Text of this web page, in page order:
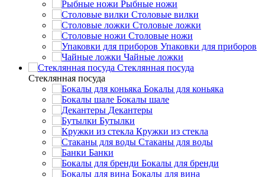
Рыбные ножи
Столовые вилки
Столовые ложки
Столовые ножи
Упаковки для приборов
Чайные ложки
Стеклянная посуда
Стеклянная посуда
Бокалы для коньяка
Бокалы шале
Декантеры
Бутылки
Кружки из стекла
Стаканы для воды
Банки
Бокалы для бренди
Бокалы для вина